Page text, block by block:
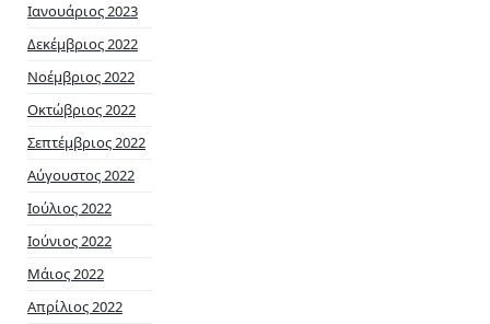
Ιανουάριος 2023
Δεκέμβριος 2022
Νοέμβριος 2022
Οκτώβριος 2022
Σεπτέμβριος 2022
Αύγουστος 2022
Ιούλιος 2022
Ιούνιος 2022
Μάιος 2022
Απρίλιος 2022